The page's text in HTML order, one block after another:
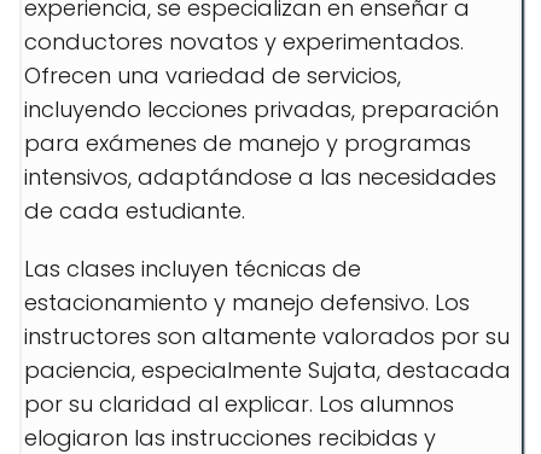
experiencia, se especializan en enseñar a
conductores novatos y experimentados.
Ofrecen una variedad de servicios,
incluyendo lecciones privadas, preparación
para exámenes de manejo y programas
intensivos, adaptándose a las necesidades
de cada estudiante.
Las clases incluyen técnicas de
estacionamiento y manejo defensivo. Los
instructores son altamente valorados por su
paciencia, especialmente Sujata, destacada
por su claridad al explicar. Los alumnos
elogiaron las instrucciones recibidas y